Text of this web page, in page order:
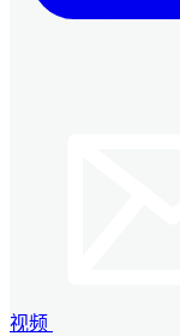
视频